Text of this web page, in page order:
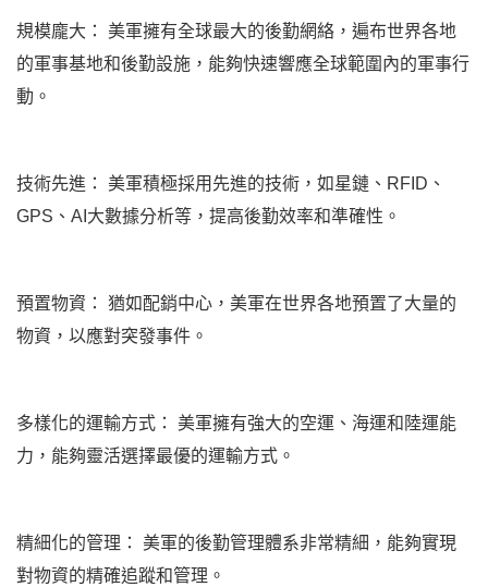
規模龐大： 美軍擁有全球最大的後勤網絡，遍布世界各地
的軍事基地和後勤設施，能夠快速響應全球範圍內的軍事行
動。
技術先進： 美軍積極採用先進的技術，如星鏈、RFID、
GPS、AI大數據分析等，提高後勤效率和準確性。
預置物資： 猶如配銷中心，美軍在世界各地預置了大量的
物資，以應對突發事件。
多樣化的運輸方式： 美軍擁有強大的空運、海運和陸運能
力，能夠靈活選擇最優的運輸方式。
精細化的管理： 美軍的後勤管理體系非常精細，能夠實現
對物資的精確追蹤和管理。